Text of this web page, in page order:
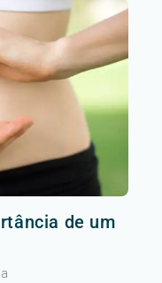
de um